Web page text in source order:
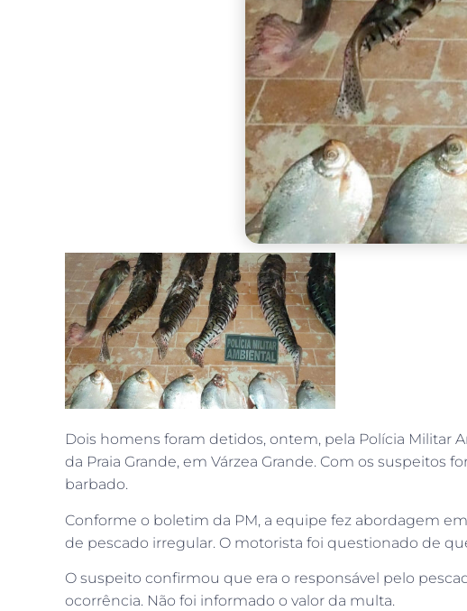
Dois homens foram detidos, ontem, pela Polícia
da Praia Grande, em Várzea Grande. Com os suspeitos
barbado.
Conforme o boletim da PM, a equipe fez abordagem
de pescado irregular. O motorista foi questionado de
O suspeito confirmou que era o responsável pelo
ocorrência. Não foi informado o valor da multa.